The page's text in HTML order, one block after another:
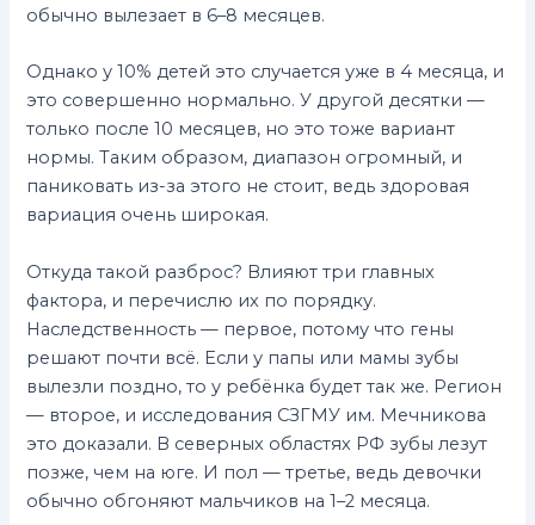
обычно вылезает в 6–8 месяцев.
Однако у 10% детей это случается уже в 4 месяца, и
это совершенно нормально. У другой десятки —
только после 10 месяцев, но это тоже вариант
нормы. Таким образом, диапазон огромный, и
паниковать из-за этого не стоит, ведь здоровая
вариация очень широкая.
Откуда такой разброс? Влияют три главных
фактора, и перечислю их по порядку.
Наследственность — первое, потому что гены
решают почти всё. Если у папы или мамы зубы
вылезли поздно, то у ребёнка будет так же. Регион
— второе, и исследования СЗГМУ им. Мечникова
это доказали. В северных областях РФ зубы лезут
позже, чем на юге. И пол — третье, ведь девочки
обычно обгоняют мальчиков на 1–2 месяца.